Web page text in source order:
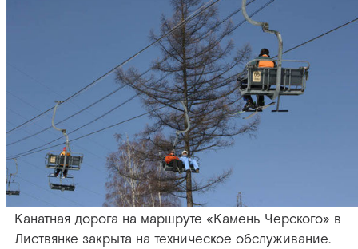
Канатная дорога на маршруте «Камень Черского» в
Листвянке закрыта на техническое обслуживание.